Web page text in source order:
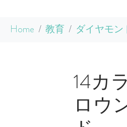
Skip to main content
You are here:
Home 教育 ダイヤモン
14カ
ロウ